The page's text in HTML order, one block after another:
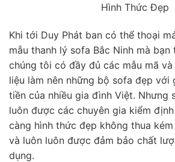
Hình Thức Đẹp
Khi tới Duy Phát ban có thể thoại
mẫu thanh lý sofa Bắc Ninh mà bạn
chúng tôi có đầy đủ các mẫu mã
liệu làm nên những bộ sofa đẹp với
tiền của nhiều gia đình Việt. Nhưng
luôn được các chuyên gia kiểm
càng hình thức đẹp không thua
và luôn luôn được đảm bảo chất
dụng.